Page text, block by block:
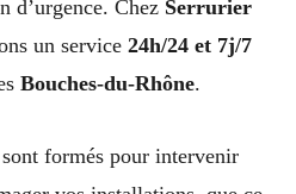
d’urgence. Chez Serrurier
un service 24h/24 et 7j/7
Bouches-du-Rhône.
sont formés pour intervenir